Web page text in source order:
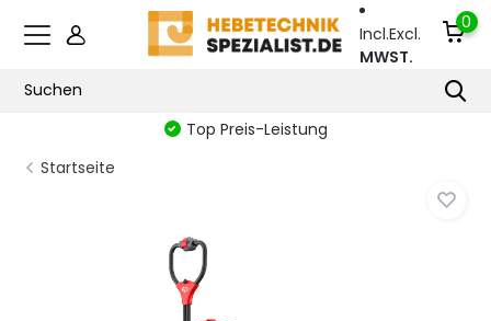
Incl.Excl.
MWST.
0
Top Preis-Leistung
Startseite